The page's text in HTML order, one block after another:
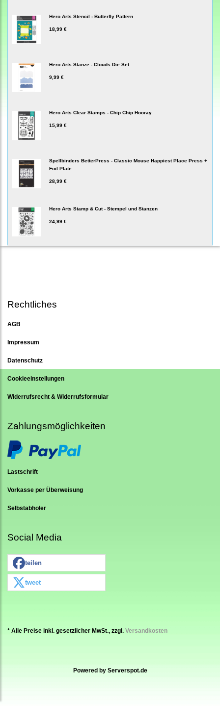
Hero Arts Stencil - Butterfly Pattern
18,99 €
Hero Arts Stanze - Clouds Die Set
9,99 €
Hero Arts Clear Stamps - Chip Chip Hooray
15,99 €
Spellbinders BetterPress - Classic Mouse Happiest Place Press +
Foil Plate
28,99 €
Hero Arts Stamp & Cut - Stempel und Stanzen
24,99 €
Rechtliches
AGB
Impressum
Datenschutz
Cookieeinstellungen
Widerrufsrecht & Widerrufsformular
Zahlungsmöglichkeiten
Lastschrift
Vorkasse per Überweisung
Selbstabholer
Social Media
teilen
tweet
* Alle Preise inkl. gesetzlicher MwSt., zzgl. Versandkosten
Powered by Serverspot.de